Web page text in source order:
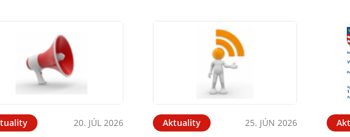
20. JÚL 2026 Aktuality 25. JÚN 2026